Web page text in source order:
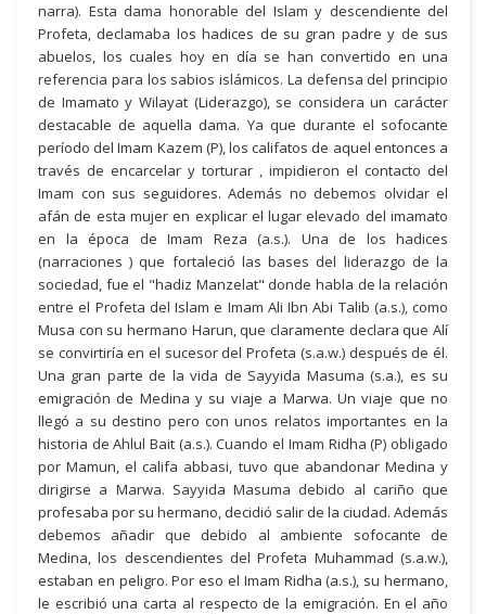
narra). Esta dama honorable del Islam y descendiente del
Profeta, declamaba los hadices de su gran padre y de sus
abuelos, los cuales hoy en día se han convertido en una
referencia para los sabios islámicos. La defensa del principio
de Imamato y Wilayat (Liderazgo), se considera un carácter
destacable de aquella dama. Ya que durante el sofocante
período del Imam Kazem (P), los califatos de aquel entonces a
través de encarcelar y torturar , impidieron el contacto del
Imam con sus seguidores. Además no debemos olvidar el
afán de esta mujer en explicar el lugar elevado del imamato
en la época de Imam Reza (a.s.). Una de los hadices
(narraciones ) que fortaleció las bases del liderazgo de la
sociedad, fue el "hadiz Manzelat" donde habla de la relación
entre el Profeta del Islam e Imam Ali Ibn Abi Talib (a.s.), como
Musa con su hermano Harun, que claramente declara que Alí
se convirtiría en el sucesor del Profeta (s.a.w.) después de él.
Una gran parte de la vida de Sayyida Masuma (s.a.), es su
emigración de Medina y su viaje a Marwa. Un viaje que no
llegó a su destino pero con unos relatos importantes en la
historia de Ahlul Bait (a.s.). Cuando el Imam Ridha (P) obligado
por Mamun, el califa abbasi, tuvo que abandonar Medina y
dirigirse a Marwa. Sayyida Masuma debido al cariño que
profesaba por su hermano, decidió salir de la ciudad. Además
debemos añadir que debido al ambiente sofocante de
Medina, los descendientes del Profeta Muhammad (s.a.w.),
estaban en peligro. Por eso el Imam Ridha (a.s.), su hermano,
le escribió una carta al respecto de la emigración. En el año